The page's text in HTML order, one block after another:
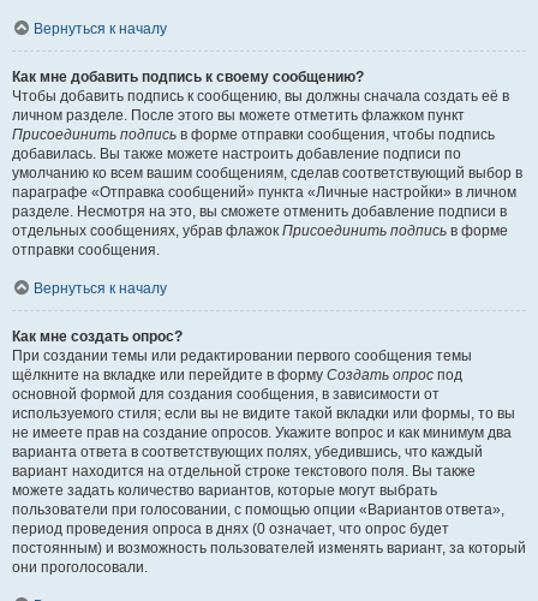
Вернуться к началу
Как мне добавить подпись к своему сообщению?
Чтобы добавить подпись к сообщению, вы должны сначала создать её в
личном разделе. После этого вы можете отметить флажком пункт
Присоединить подпись в форме отправки сообщения, чтобы подпись
добавилась. Вы также можете настроить добавление подписи по
умолчанию ко всем вашим сообщениям, сделав соответствующий выбор в
параграфе «Отправка сообщений» пункта «Личные настройки» в личном
разделе. Несмотря на это, вы сможете отменить добавление подписи в
отдельных сообщениях, убрав флажок Присоединить подпись в форме
отправки сообщения.
Вернуться к началу
Как мне создать опрос?
При создании темы или редактировании первого сообщения темы
щёлкните на вкладке или перейдите в форму Создать опрос под
основной формой для создания сообщения, в зависимости от
используемого стиля; если вы не видите такой вкладки или формы, то вы
не имеете прав на создание опросов. Укажите вопрос и как минимум два
варианта ответа в соответствующих полях, убедившись, что каждый
вариант находится на отдельной строке текстового поля. Вы также
можете задать количество вариантов, которые могут выбрать
пользователи при голосовании, с помощью опции «Вариантов ответа»,
период проведения опроса в днях (0 означает, что опрос будет
постоянным) и возможность пользователей изменять вариант, за который
они проголосовали.